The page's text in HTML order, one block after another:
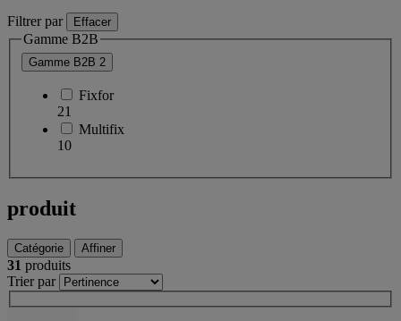
Filtrer par Effacer
Gamme B2B
Gamme B2B 2
Fixfor
21
Multifix
10
produit
Catégorie Affiner
31 produits
Trier par